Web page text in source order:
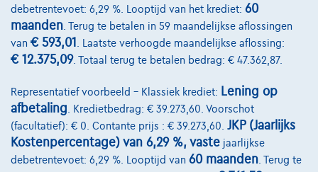
debetrentevoet: 6,29 %. Looptijd van het krediet: 60
maanden. Terug te betalen in 59 maandelijkse aflossingen
van € 593,01 . Laatste verhoogde maandelijkse aflossing:
€ 12.375,09. Totaal terug te betalen bedrag: € 47.362,87.
Representatief voorbeeld – Klassiek krediet: Lening op
afbetaling . Kredietbedrag: € 39.273,60. Voorschot
(facultatief): € 0. Contante prijs : € 39.273,60. JKP (Jaarlijks
Kostenpercentage) van 6,29 %, vaste jaarlijkse
debetrentevoet: 6,29 %. Looptijd van 60 maanden . Terug te
Onze team
Contact
@2024 TCS Mobility SA/NV Copyright
Algemene Voorwaarden
Bijstandsvoorwaarden